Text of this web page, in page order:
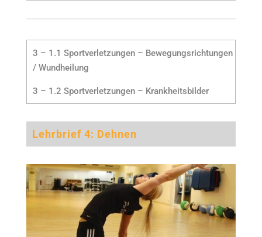
3 – 1.1 Sportverletzungen – Bewegungsrichtungen
/ Wundheilung
3 – 1.2 Sportverletzungen – Krankheitsbilder
Lehrbrief 4: Dehnen